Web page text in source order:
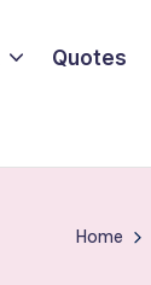
Quotes
Home